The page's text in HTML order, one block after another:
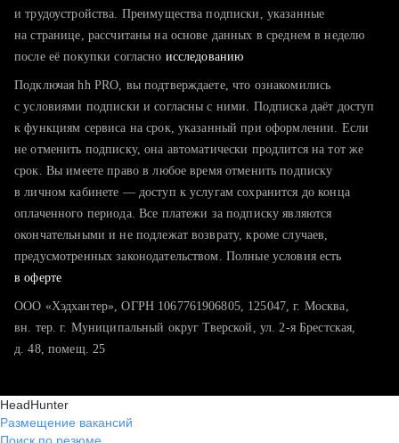
тратите много времени на поиск и вручную поднимаете
хотите сравнить себя с конкурентами и оценить шансы
и трудоустройства. Преимущества подписки, указанные
на странице, рассчитаны на основе данных в среднем в неделю
после её покупки согласно исследованию
Подключая hh PRO, вы подтверждаете, что ознакомились
с условиями подписки и согласны с ними. Подписка даёт доступ
к функциям сервиса на срок, указанный при оформлении. Если
не отменить подписку, она автоматически продлится на тот же
срок. Вы имеете право в любое время отменить подписку
в личном кабинете — доступ к услугам сохранится до конца
оплаченного периода. Все платежи за подписку являются
окончательными и не подлежат возврату, кроме случаев,
предусмотренных законодательством. Полные условия есть
в оферте
ООО «Хэдхантер», ОГРН 1067761906805, 125047, г. Москва,
вн. тер. г. Муниципальный округ Тверской, ул. 2-я Брестская,
д. 48, помещ. 25
HeadHunter
Размещение вакансий